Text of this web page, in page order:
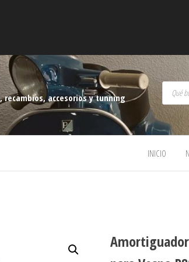
accesorios y tunning
INICIO
TRS PX ET3
Amortiguador